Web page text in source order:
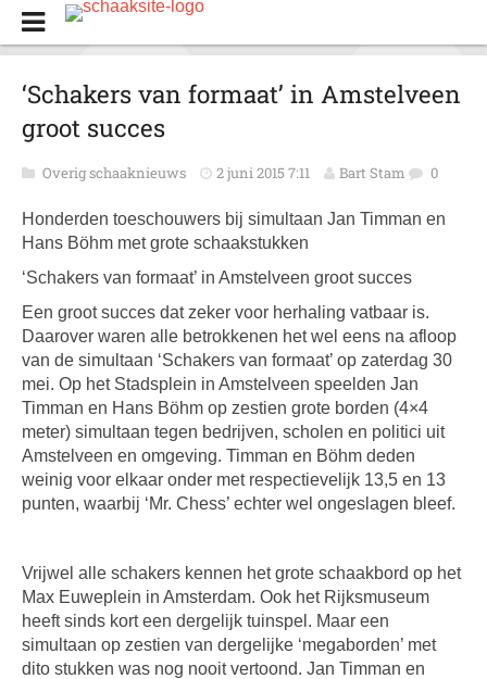
‘Schakers van formaat’ in Amstelveen
groot succes
Overig schaaknieuws 2 juni 2015 7:11 Bart Stam 0
Honderden toeschouwers bij simultaan Jan Timman en
Hans Böhm met grote schaakstukken
‘Schakers van formaat’ in Amstelveen groot succes
Een groot succes dat zeker voor herhaling vatbaar is.
Daarover waren alle betrokkenen het wel eens na afloop
van de simultaan ‘Schakers van formaat’ op zaterdag 30
mei. Op het Stadsplein in Amstelveen speelden Jan
Timman en Hans Böhm op zestien grote borden (4×4
meter) simultaan tegen bedrijven, scholen en politici uit
Amstelveen en omgeving. Timman en Böhm deden
weinig voor elkaar onder met respectievelijk 13,5 en 13
punten, waarbij ‘Mr. Chess’ echter wel ongeslagen bleef.
Vrijwel alle schakers kennen het grote schaakbord op het
Max Euweplein in Amsterdam. Ook het Rijksmuseum
heeft sinds kort een dergelijk tuinspel. Maar een
simultaan op zestien van dergelijke ‘megaborden’ met
dito stukken was nog nooit vertoond. Jan Timman en